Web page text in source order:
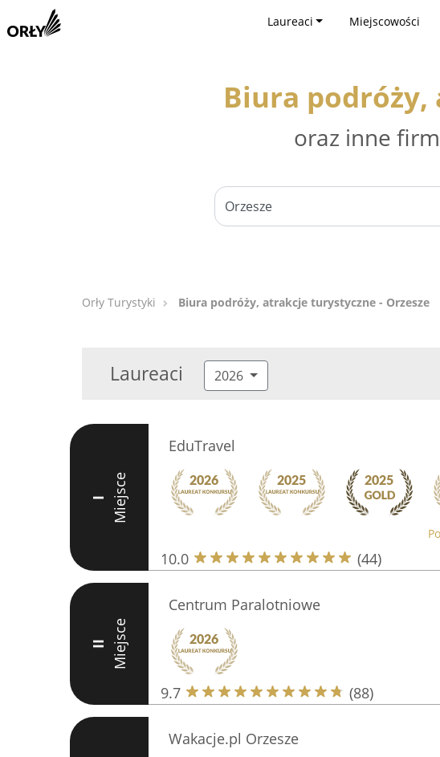
Laureaci Miejscowości
Biura podróży,
oraz inne
Orły Turystyki Biura podróży, atrakcje turystyczne - Orzesze
Laureaci 2026
I Miejsce
EduTravel
10.0 (44)
II Miejsce
Centrum Paralotniowe
9.7 (88)
Wakacje.pl Orzesze